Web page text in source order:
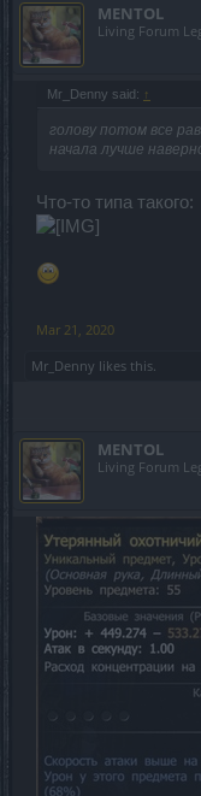
MENTOL
Living Forum
Mr_Denny said: ↑
голову потом все
начала лучше
Что-то типа такого:
Mar 21, 2020
Mr_Denny likes this.
MENTOL
Living Forum